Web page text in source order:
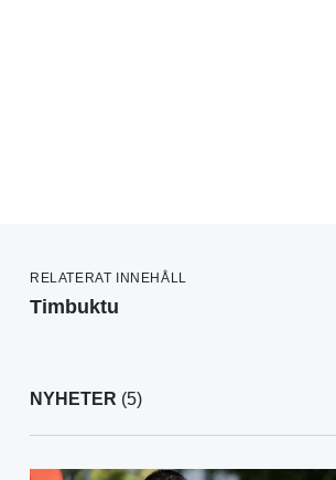
RELATERAT INNEHÅLL
Timbuktu
NYHETER (5)